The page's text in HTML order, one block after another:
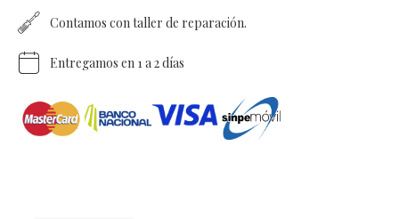
Contamos con taller de reparación.
Entregamos en 1 a 2 días